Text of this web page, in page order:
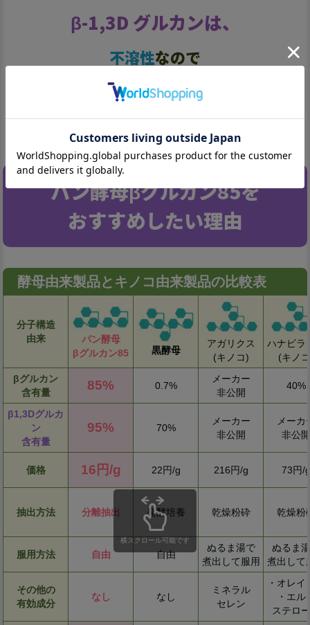
β-1,3D グルカンは、
不溶性なので
生きたまま
腸管に到達し
体内に取り込まれます。
パン酵母βグルカン85を
おすすめしたい理由
酵母由来製品とキノコ由来製品の比較表
分子構造
由来
パン酵母
βグルカン85
黒酵母
アガリクス
(キノコ)
ハナビラ
(キノ
βグルカン
含有量
85% 0.7%
メーカー
非公開
40%
β1,3Dグルカ
ン
含有量
95% 70%
メーカー
非公開
メーカ
非公開
価格 16円/g 22円/g 216円/g 73円/g
抽出方法 分離抽出 発酵培養 乾燥粉砕 乾燥粉
服用方法 自由 自由
ぬるま湯で
煮出して服用
ぬるま
煮出して
その他の
有効成分
なし なし
ミネラル
セレン
・オレイ
・エル
ステロ
横スクロール可能です